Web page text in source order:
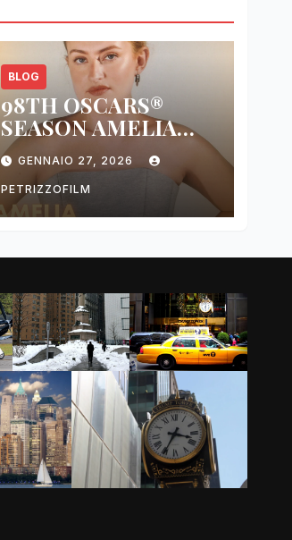
BLOG
98TH OSCARS®
SEASON AMELIA
DIMOLDENBERG
RETURNS FOR
THIRD YEAR
GENNAIO 27, 2026
PETRIZZOFILM